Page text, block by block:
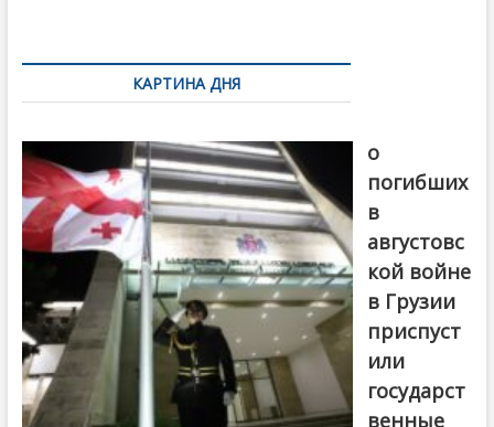
по
записямКАРТИНА ДНЯ
о
погибших
в
августовс
кой войне
в Грузии
приспуст
или
государст
венные